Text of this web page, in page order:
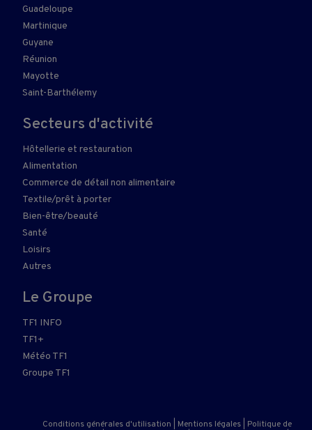
Guadeloupe
Martinique
Guyane
Réunion
Mayotte
Saint-Barthélemy
Secteurs d'activité
Hôtellerie et restauration
Alimentation
Commerce de détail non alimentaire
Textile/prêt à porter
Bien-être/beauté
Santé
Loisirs
Autres
Le Groupe
TF1 INFO
TF1+
Météo TF1
Groupe TF1
Conditions générales d'utilisation Mentions légales Politique de